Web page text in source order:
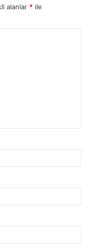
alanlar * ile